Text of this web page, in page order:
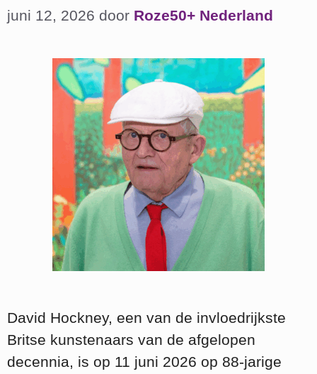
juni 12, 2026 door Roze50+ Nederland
David Hockney, een van de invloedrijkste
Britse kunstenaars van de afgelopen
decennia, is op 11 juni 2026 op 88‑jarige